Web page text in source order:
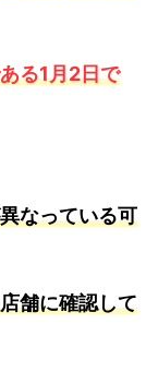
る1月2日で
なっている可
舗に確認して